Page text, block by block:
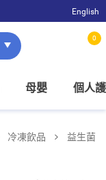
English
0
母嬰 個人
冷凍飲品
益生菌